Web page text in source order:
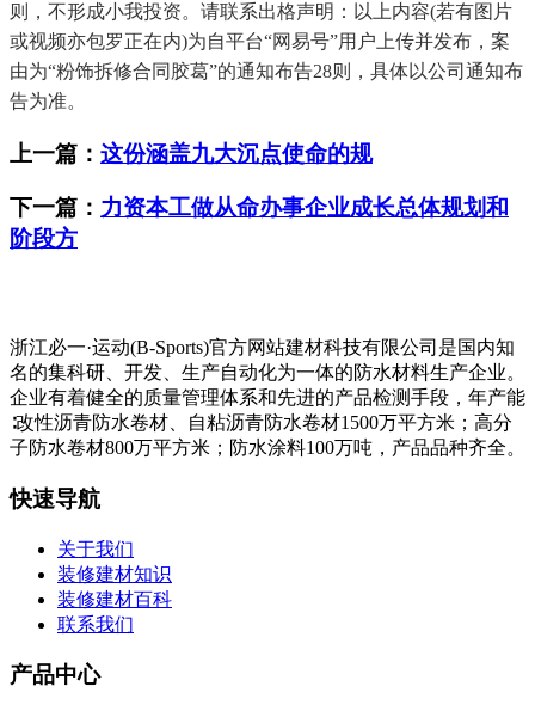
则，不形成小我投资。请联系出格声明：以上内容(若有图片
或视频亦包罗正在内)为自平台“网易号”用户上传并发布，案
由为“粉饰拆修合同胶葛”的通知布告28则，具体以公司通知布
告为准。
上一篇： 这份涵盖九大沉点使命的规
下一篇： 力资本工做从命办事企业成长总体规划和
阶段方
浙江必一·运动(B-Sports)官方网站建材科技有限公司是国内知
名的集科研、开发、生产自动化为一体的防水材料生产企业。
企业有着健全的质量管理体系和先进的产品检测手段，年产能
∶改性沥青防水卷材、自粘沥青防水卷材1500万平方米；高分
子防水卷材800万平方米；防水涂料100万吨，产品品种齐全。
快速导航
关于我们
装修建材知识
装修建材百科
联系我们
产品中心